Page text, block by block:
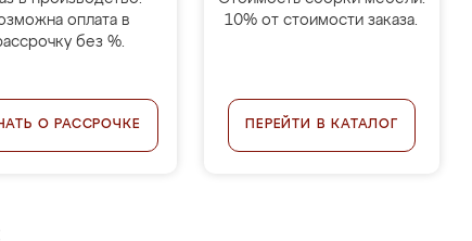
оплата в
без %.
О РАССРОЧКЕ
10% от стоимости заказа.
ПЕРЕЙТИ В КАТАЛОГ